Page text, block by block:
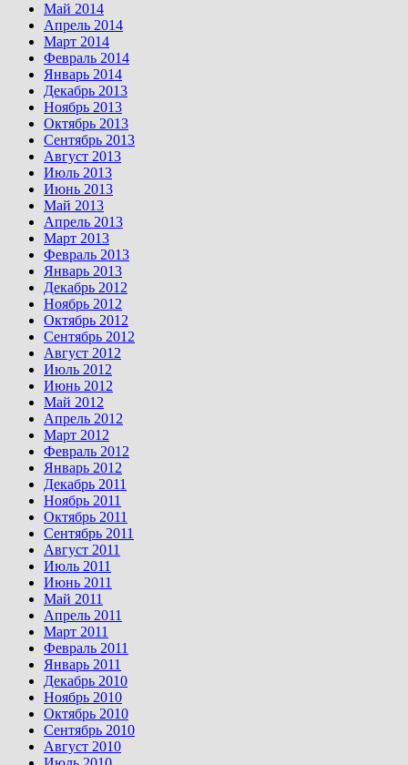
Май 2014
Апрель 2014
Март 2014
Февраль 2014
Январь 2014
Декабрь 2013
Ноябрь 2013
Октябрь 2013
Сентябрь 2013
Август 2013
Июль 2013
Июнь 2013
Май 2013
Апрель 2013
Март 2013
Февраль 2013
Январь 2013
Декабрь 2012
Ноябрь 2012
Октябрь 2012
Сентябрь 2012
Август 2012
Июль 2012
Июнь 2012
Май 2012
Апрель 2012
Март 2012
Февраль 2012
Январь 2012
Декабрь 2011
Ноябрь 2011
Октябрь 2011
Сентябрь 2011
Август 2011
Июль 2011
Июнь 2011
Май 2011
Апрель 2011
Март 2011
Февраль 2011
Январь 2011
Декабрь 2010
Ноябрь 2010
Октябрь 2010
Сентябрь 2010
Август 2010